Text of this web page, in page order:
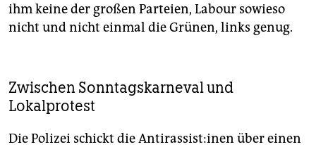
ihm keine der großen Parteien, Labour sowieso
nicht und nicht einmal die Grünen, links genug.
Zwischen Sonntagskarneval und
Lokalprotest
Die Polizei schickt die An­ti­ras­sis­t:i­nen über einen